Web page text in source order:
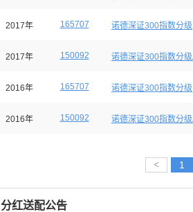
2017年 165707 诺德深证300指数分级
2017年 150092 诺德深证300指数分
2016年 165707 诺德深证300指数分级
2016年 150092 诺德深证300指数分
< 1
分红送配公告